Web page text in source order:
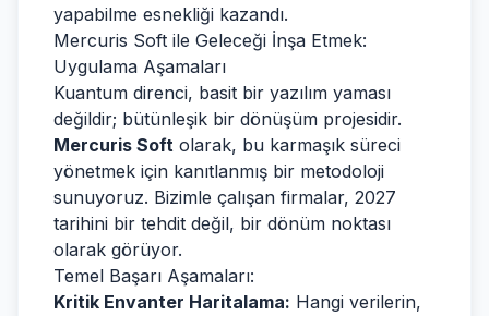
yapabilme esnekliği kazandı.
Mercuris Soft ile Geleceği İnşa Etmek:
Uygulama Aşamaları
Kuantum direnci, basit bir yazılım yaması
değildir; bütünleşik bir dönüşüm projesidir.
Mercuris Soft olarak, bu karmaşık süreci
yönetmek için kanıtlanmış bir metodoloji
sunuyoruz. Bizimle çalışan firmalar, 2027
tarihini bir tehdit değil, bir dönüm noktası
olarak görüyor.
Temel Başarı Aşamaları:
Kritik Envanter Haritalama: Hangi verilerin,